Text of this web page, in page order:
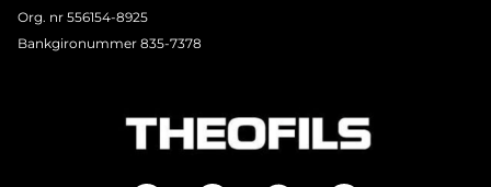
Org. nr 556154-8925
Bankgironummer 835-7378